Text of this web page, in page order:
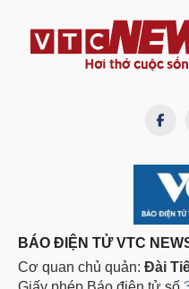
BÁO ĐIỆN TỬ VTC
Cơ quan chủ quản: Đài